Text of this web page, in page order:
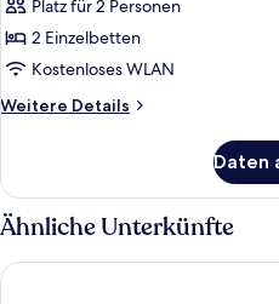
Platz für 2 Personen
2 Einzelbetten
Kostenloses WLAN
Weitere Details
Weitere
Daten
Ähnliche Unterkünfte
a&o München Laim - Hostel